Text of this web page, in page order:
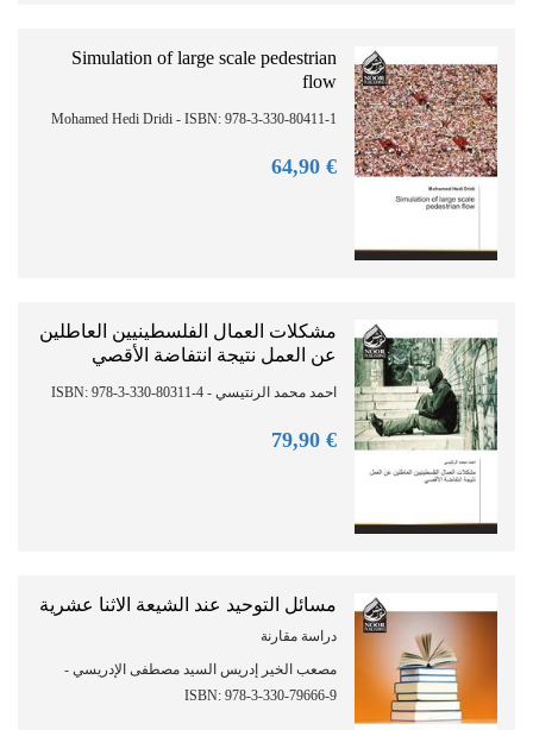
Simulation of large scale pedestrian
flow
Mohamed Hedi Dridi - ISBN: 978-3-330-80411-1
€ 64,
90
مشكلات العمال الفلسطينيين العاطلين
عن العمل نتيجة انتفاضة الأقصي
احمد محمد الرنتيسي - ISBN: 978-3-330-80311-4
€ 79,
90
مسائل التوحيد عند الشيعة الاثنا عشرية
دراسة مقارنة
مصعب الخير إدريس السيد مصطفى الإدريسي -
ISBN: 978-3-330-79666-9